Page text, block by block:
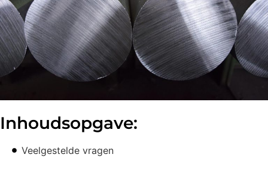
Inhoudsopgave:
Veelgestelde vragen